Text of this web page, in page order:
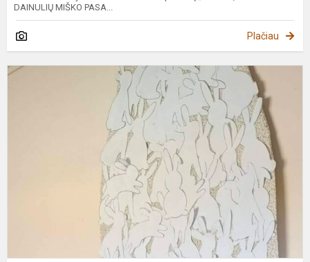
DAINULIŲ MIŠKO PASA...
Plačiau